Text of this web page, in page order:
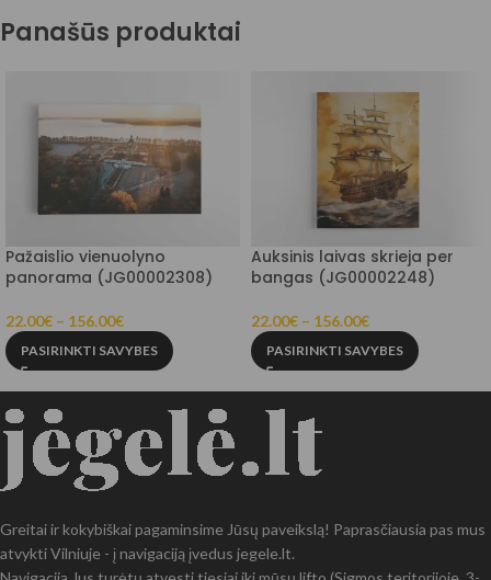
Panašūs produktai
Pažaislio vienuolyno
panorama (JG00002308)
22.00€ – 156.00€
PASIRINKTI SAVYBES
Auksinis laivas skrieja per
bangas (JG00002248)
22.00€ – 156.00€
PASIRINKTI SAVYBES
Greitai ir kokybiškai pagaminsime Jūsų paveikslą! Paprasčiausia pas mus
atvykti Vilniuje - į navigaciją įvedus jegele.lt.